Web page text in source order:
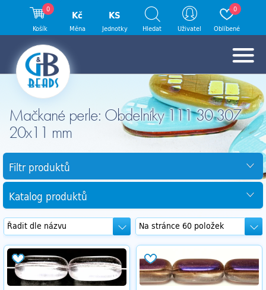
Mačkané perle: Obdelníky 111 30 307
20x11 mm
Filtr produktů
Katalog produktů
0
Košík
Kč
Měna
KS
Jednotky Hledat Uživatel
0
Oblíbené